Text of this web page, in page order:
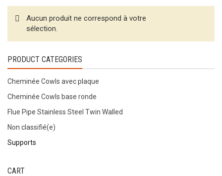
Aucun produit ne correspond à votre
sélection.
PRODUCT CATEGORIES
Cheminée Cowls avec plaque
Cheminée Cowls base ronde
Flue Pipe Stainless Steel Twin Walled
Non classifié(e)
Supports
CART